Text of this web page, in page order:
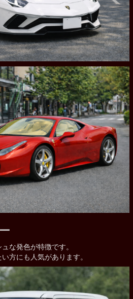
な発色が特徴です。
方にも人気があります。